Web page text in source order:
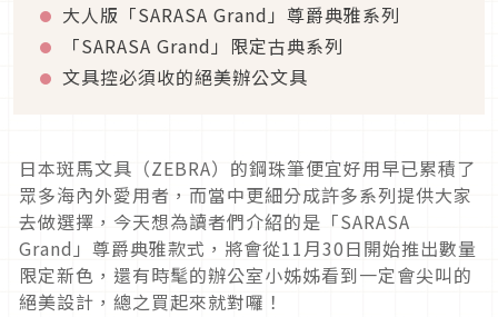
大人版「SARASA Grand」尊爵典雅系列
「SARASA Grand」限定古典系列
文具控必須收的絕美辦公文具
日本斑馬文具（ZEBRA）的鋼珠筆便宜好用早已累積了
眾多海內外愛用者，而當中更細分成許多系列提供大家
去做選擇，今天想為讀者們介紹的是「SARASA
Grand」尊爵典雅款式，將會從11月30日開始推出數量
限定新色，還有時髦的辦公室小姊姊看到一定會尖叫的
絕美設計，總之買起來就對囉！